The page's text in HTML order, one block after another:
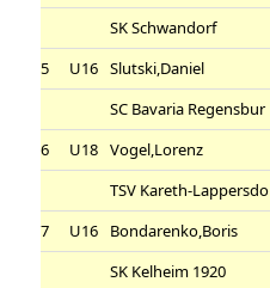
SK Schwandorf
5
U16 Slutski,Daniel
SC Bavaria Regensbur
6
U18 Vogel,Lorenz
TSV Kareth-Lappersdo
7
U16 Bondarenko,Boris
SK Kelheim 1920